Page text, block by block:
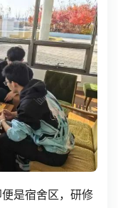
是宿舍区，研修